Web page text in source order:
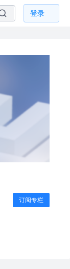
登录
订阅专栏